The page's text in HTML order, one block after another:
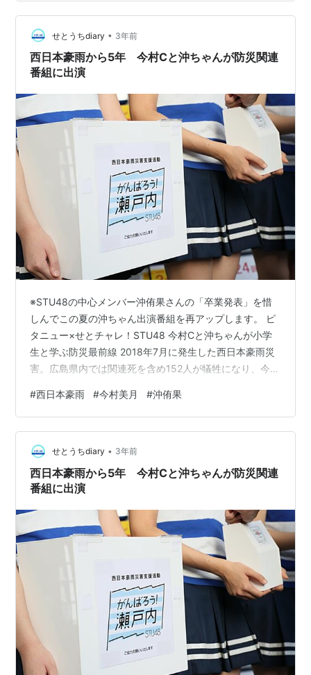
沖侑果・石田みなみ・今村美月・福田朱里がゲスト出
演！ 「結婚式のこれからの形を伝えたい」をコンセプト
に12月27日、広島でオンライン形式による人気ブ…
せとうちdiary • 3年前
西日本豪雨から5年 今村Cと沖ちゃんが防災関連
番組に出演
※STU48の中心メンバー沖侑果さんの「卒業発表」を惜
しんでこの夏の沖ちゃん出演番組を再アップします。 ピ
タニュー×せとチャレ！STU48 今村Cと沖ちゃんが小学
生と学ぶ防災最前線 2018年7月に発生した西日本豪雨災
害。広島県内では関連死を含め152人が犠牲になり、今も
ームテレビでは、災害についての特別番組を7月6日
（木）午後3時43分から「ピタニュー」の放送時間を拡
大してオンエアした。 この番組にはSTU48から今村美月
キャプテンと沖侑果さんが出演。 STU48は、この時の災
害の影響で2枚目シングルの発売が延期になりましたがポ
ジティブに…
#西日本豪雨 #今村美月 #沖侑果
せとうちdiary • 3年前
西日本豪雨から5年 今村Cと沖ちゃんが防災関連
番組に出演